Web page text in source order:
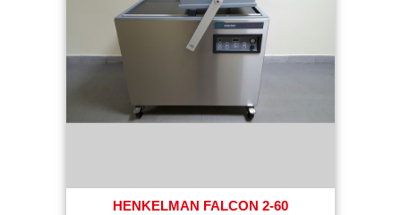
HENKELMAN FALCON 2-60